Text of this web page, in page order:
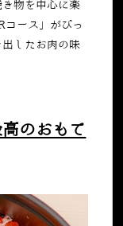
物を中心に楽
コース 」がぴっ
したお肉の味
のおもて